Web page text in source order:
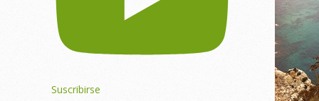
Suscribirse